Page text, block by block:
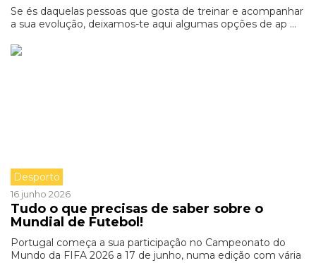
Se és daquelas pessoas que gosta de treinar e acompanhar
a sua evolução, deixamos-te aqui algumas opções de ap ...
Desporto
16 junho 2026
Tudo o que precisas de saber sobre o
Mundial de Futebol!
Portugal começa a sua participação no Campeonato do
Mundo da FIFA 2026 a 17 de junho, numa edição com vária